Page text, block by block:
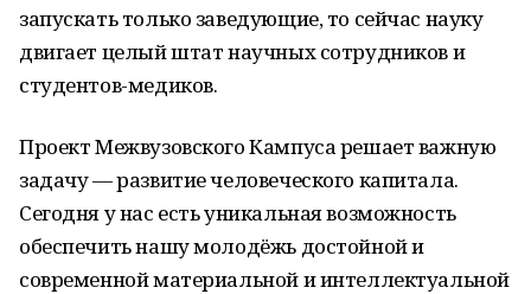
запускать только заведующие, то сейчас науку
двигает целый штат научных сотрудников и
студентов-медиков.
Проект Межвузовского Кампуса решает важную
задачу — развитие человеческого капитала.
Сегодня у нас есть уникальная возможность
обеспечить нашу молодёжь достойной и
современной материальной и интеллектуальной